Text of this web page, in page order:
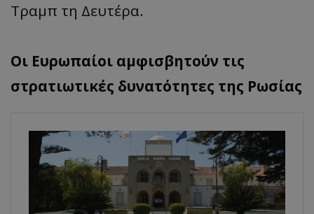
Τραμπ τη Δευτέρα.
Οι Ευρωπαίοι αμφισβητούν τις
στρατιωτικές δυνατότητες της Ρωσίας